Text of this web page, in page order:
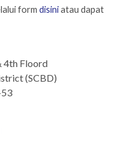
form disiniatau dapat
4th Floord
(SCBD)
53